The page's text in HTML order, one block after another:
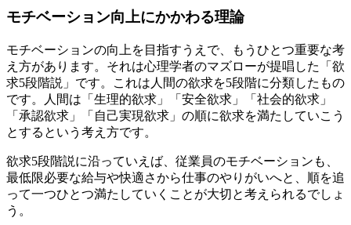
モチベーション向上にかかわる理論
モチベーションの向上を目指すうえで、もうひとつ重要な考
え方があります。それは心理学者のマズローが提唱した「欲
求5段階説」です。これは人間の欲求を5段階に分類したもの
です。人間は「生理的欲求」「安全欲求」「社会的欲求」
「承認欲求」「自己実現欲求」の順に欲求を満たしていこう
とするという考え方です。
欲求5段階説に沿っていえば、従業員のモチベーションも、
最低限必要な給与や快適さから仕事のやりがいへと、順を追
って一つひとつ満たしていくことが大切と考えられるでしょ
う。